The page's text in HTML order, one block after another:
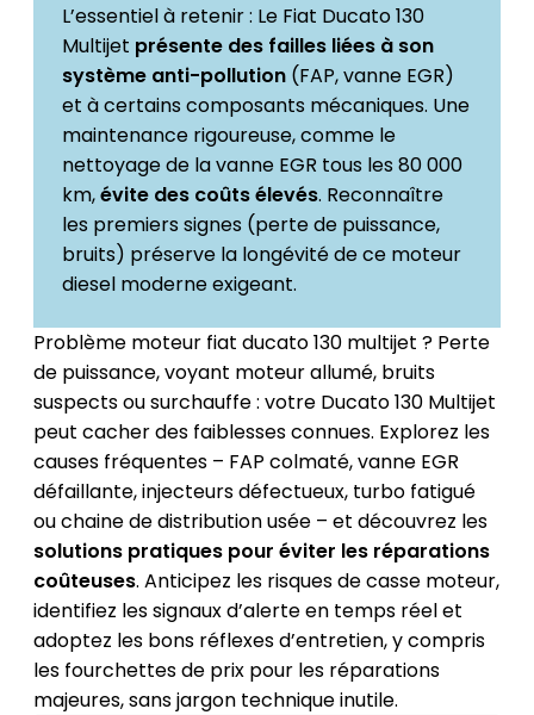
L’essentiel à retenir : Le Fiat Ducato 130
Multijet présente des failles liées à son
système anti-pollution(FAP, vanne EGR)
et à certains composants mécaniques. Une
maintenance rigoureuse, comme le
nettoyage de la vanne EGR tous les 80 000
km,évite des coûts élevés. Reconnaître
les premiers signes (perte de puissance,
bruits) préserve la longévité de ce moteur
diesel moderne exigeant.
Problème moteur fiat ducato 130 multijet ? Perte
de puissance, voyant moteur allumé, bruits
suspects ou surchauffe : votre Ducato 130 Multijet
peut cacher des faiblesses connues. Explorez les
causes fréquentes – FAP colmaté, vanne EGR
défaillante, injecteurs défectueux, turbo fatigué
ou chaine de distribution usée – et découvrez les
solutions pratiques pour éviter les réparations
coûteuses. Anticipez les risques de casse moteur,
identifiez les signaux d’alerte en temps réel et
adoptez les bons réflexes d’entretien, y compris
les fourchettes de prix pour les réparations
majeures, sans jargon technique inutile.